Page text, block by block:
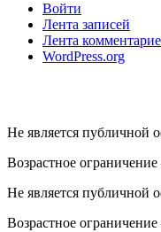
Войти
Лента записей
Лента
WordPress.org
Не является публичной
Возрастное
Не является публичной
Возрастное